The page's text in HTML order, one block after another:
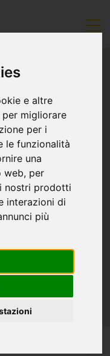
e altre
migliorare
per i
le funzionalità
una
web, per
nostri prodotti
interazioni di
più